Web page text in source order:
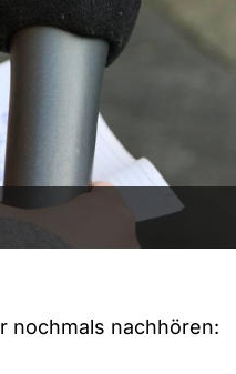
nochmals nachhören: